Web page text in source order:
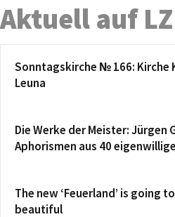
Aktuell auf LZ
Sonntagskirche № 166: Kirche
Leuna
Die Werke der Meister: Jürgen
Aphorismen aus 40
The new ‘Feuerland’ is going
beautiful